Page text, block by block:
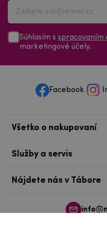
Súhlasím s spracovaním
marketingové účely.
Facebook
Všetko o nakupovaní
Služby a servis
Nájdete nás v Tábore